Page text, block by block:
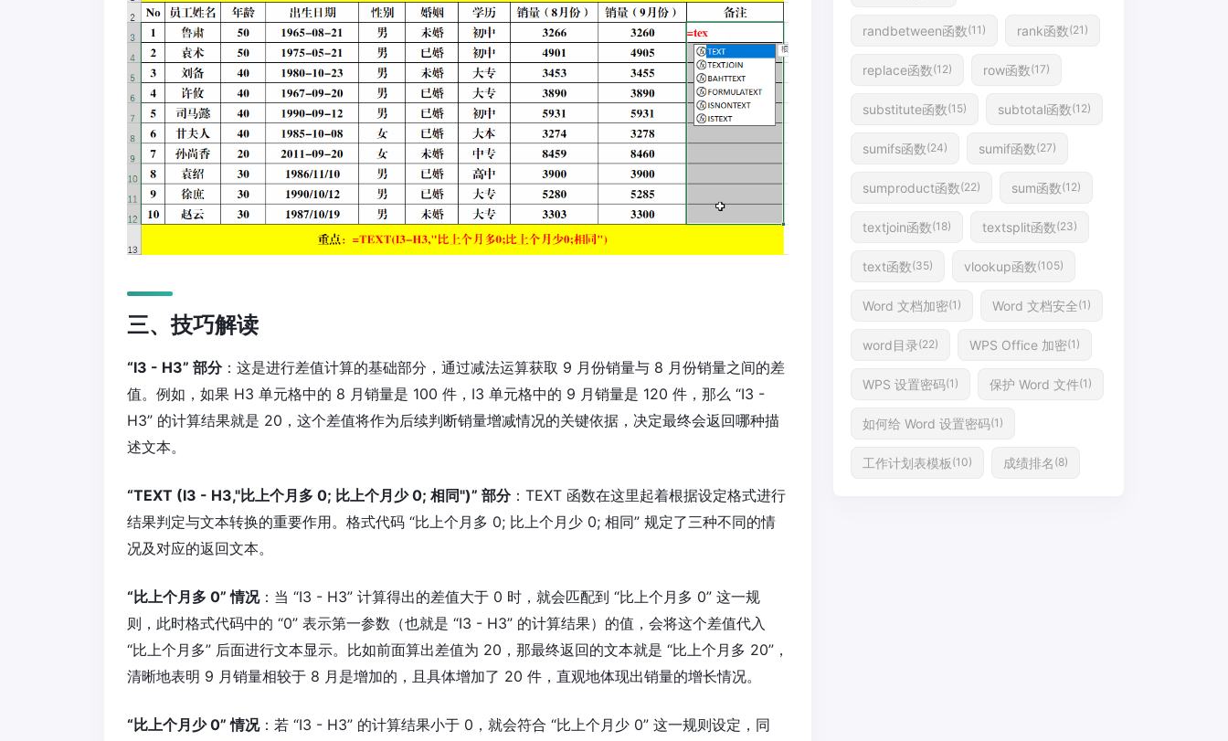
三、技巧解读
“I3 - H3” 部分：这是进行差值计算的基础部分，通过减法运算获取 9 月份销量与 8 月份销量之间的差
值。例如，如果 H3 单元格中的 8 月销量是 100 件，I3 单元格中的 9 月销量是 120 件，那么 “I3 -
H3” 的计算结果就是 20，这个差值将作为后续判断销量增减情况的关键依据，决定最终会返回哪种描
述文本。
“TEXT (I3 - H3,"比上个月多 0; 比上个月少 0; 相同")” 部分：TEXT 函数在这里起着根据设定格式进行
结果判定与文本转换的重要作用。格式代码 “比上个月多 0; 比上个月少 0; 相同” 规定了三种不同的情
况及对应的返回文本。
“比上个月多 0” 情况：当 “I3 - H3” 计算得出的差值大于 0 时，就会匹配到 “比上个月多 0” 这一规
则，此时格式代码中的 “0” 表示第一参数（也就是 “I3 - H3” 的计算结果）的值，会将这个差值代入
“比上个月多” 后面进行文本显示。比如前面算出差值为 20，那最终返回的文本就是 “比上个月多 20”，
清晰地表明 9 月销量相较于 8 月是增加的，且具体增加了 20 件，直观地体现出销量的增长情况。
“比上个月少 0” 情况：若 “I3 - H3” 的计算结果小于 0，就会符合 “比上个月少 0” 这一规则设定，同
randbetween函数(11) rank函数(21)
replace函数(12) row函数(17)
substitute函数(15) subtotal函数(12)
sumifs函数(24) sumif函数(27)
sumproduct函数(22) sum函数(12)
textjoin函数(18) textsplit函数(23)
text函数(35) vlookup函数(105)
Word 文档加密(1) Word 文档安全(1)
word目录(22) WPS Office 加密(1)
WPS 设置密码(1) 保护 Word 文件(1)
如何给 Word 设置密码(1)
工作计划表模板 (10) 成绩排名 (8)